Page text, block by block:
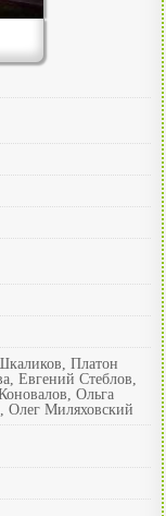
Платон
Евгений Стеблов,
Ольга
Олег Миляховский